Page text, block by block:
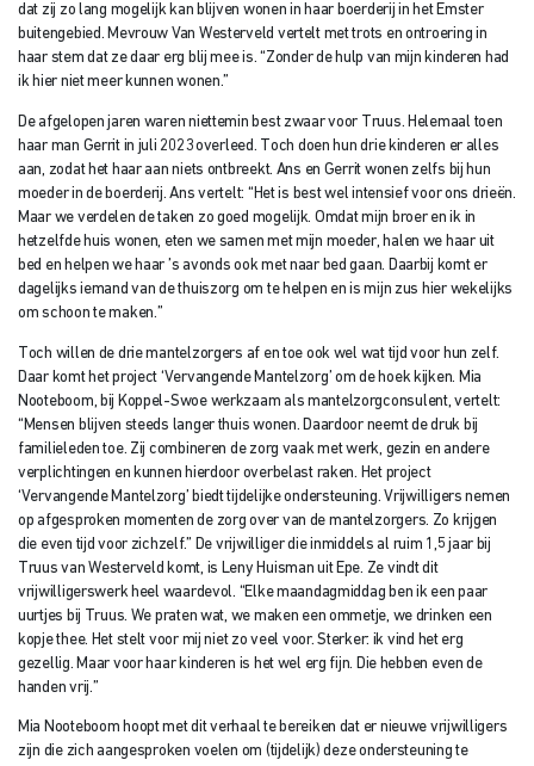
dat zij zo lang mogelijk kan blijven wonen in haar boerderij in het Emster
buitengebied. Mevrouw Van Westerveld vertelt met trots en ontroering in
haar stem dat ze daar erg blij mee is. “Zonder de hulp van mijn kinderen had
ik hier niet meer kunnen wonen.”
De afgelopen jaren waren niettemin best zwaar voor Truus. Helemaal toen
haar man Gerrit in juli 2023 overleed. Toch doen hun drie kinderen er alles
aan, zodat het haar aan niets ontbreekt. Ans en Gerrit wonen zelfs bij hun
moeder in de boerderij. Ans vertelt: “Het is best wel intensief voor ons drieën.
Maar we verdelen de taken zo goed mogelijk. Omdat mijn broer en ik in
hetzelfde huis wonen, eten we samen met mijn moeder, halen we haar uit
bed en helpen we haar ’s avonds ook met naar bed gaan. Daarbij komt er
dagelijks iemand van de thuiszorg om te helpen en is mijn zus hier wekelijks
om schoon te maken.”
Toch willen de drie mantelzorgers af en toe ook wel wat tijd voor hun zelf.
Daar komt het project ‘Vervangende Mantelzorg’ om de hoek kijken. Mia
Nooteboom, bij Koppel-Swoe werkzaam als mantelzorgconsulent, vertelt:
“Mensen blijven steeds langer thuis wonen. Daardoor neemt de druk bij
familieleden toe. Zij combineren de zorg vaak met werk, gezin en andere
verplichtingen en kunnen hierdoor overbelast raken. Het project
‘Vervangende Mantelzorg’ biedt tijdelijke ondersteuning. Vrijwilligers nemen
op afgesproken momenten de zorg over van de mantelzorgers. Zo krijgen
die even tijd voor zichzelf.” De vrijwilliger die inmiddels al ruim 1,5 jaar bij
Truus van Westerveld komt, is Leny Huisman uit Epe. Ze vindt dit
vrijwilligerswerk heel waardevol. “Elke maandagmiddag ben ik een paar
uurtjes bij Truus. We praten wat, we maken een ommetje, we drinken een
kopje thee. Het stelt voor mij niet zo veel voor. Sterker: ik vind het erg
gezellig. Maar voor haar kinderen is het wel erg fijn. Die hebben even de
handen vrij.”
Mia Nooteboom hoopt met dit verhaal te bereiken dat er nieuwe vrijwilligers
zijn die zich aangesproken voelen om (tijdelijk) deze ondersteuning te